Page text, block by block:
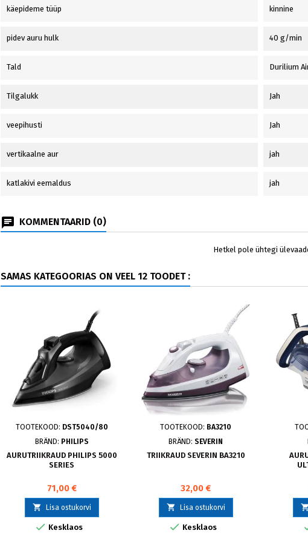
käepideme tüüp kinnine
pidev auru hulk 40 g/min
Tald Durilium
Tilgalukk Jah
veepihusti Jah
vertikaalne aur jah
katlakivi eemaldus jah
KOMMENTAARID (0)
Hetkel pole ühtegi
SAMAS KATEGOORIAS ON VEEL 12 TOODET :
TOOTEKOOD: DST5040/80
BRÄND: PHILIPS
AURUTRIIKRAUD PHILIPS 5000
SERIES
71,00 €
 Lisa ostukorvi
 Kesklaos
TOOTEKOOD: BA3210
BRÄND: SEVERIN
TRIIKRAUD SEVERIN BA3210
32,00 €
 Lisa ostukorvi
 Kesklaos
